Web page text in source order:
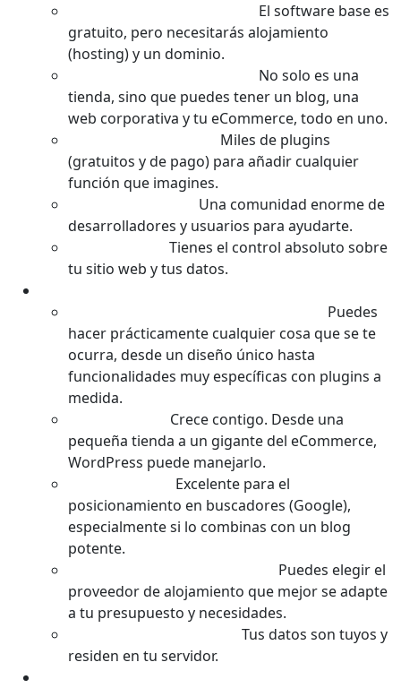
El software base es
gratuito, pero necesitarás alojamiento
(hosting) y un dominio.
No solo es una
tienda, sino que puedes tener un blog, una
web corporativa y tu eCommerce, todo en uno.
Miles de plugins
(gratuitos y de pago) para añadir cualquier
función que imagines.
Una comunidad enorme de
desarrolladores y usuarios para ayudarte.
Tienes el control absoluto sobre
tu sitio web y tus datos.
Puedes
hacer prácticamente cualquier cosa que se te
ocurra, desde un diseño único hasta
funcionalidades muy específicas con plugins a
medida.
Crece contigo. Desde una
pequeña tienda a un gigante del eCommerce,
WordPress puede manejarlo.
Excelente para el
posicionamiento en buscadores (Google),
especialmente si lo combinas con un blog
potente.
Puedes elegir el
proveedor de alojamiento que mejor se adapte
a tu presupuesto y necesidades.
Tus datos son tuyos y
residen en tu servidor.